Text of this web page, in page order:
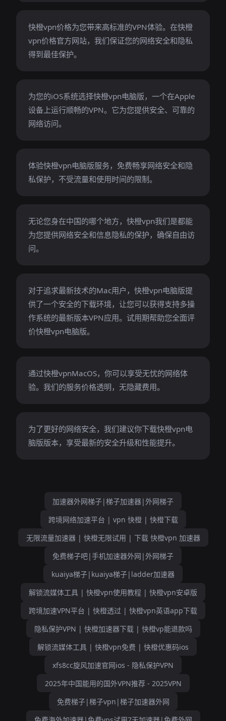
快橙vpn价格为您带来高标准的VPN体验。在快橙
vpn价格官方网站，我们保证您的网络安全和隐私
得到最佳保护。
为您的iOS系统选择快橙vpn电脑版，一个在Apple
设备上运行顺畅的VPN。它为您提供安全、可靠的
网络访问。
体验快橙vpn电脑版服务，免费畅享网络安全和隐
私保护，不受流量和使用时间的限制。
无论您身在中国的哪个地方，快橙vpn我们是都能
为您提供网络安全和信息隐私的保护，确保自由访
问。
对于追求最新技术的Mac用户，快橙vpn电脑版提
供了一个安全的下载环境，让您可以获得支持多操
作系统的最新版本VPN应用。试用期帮助您全面评
价快橙vpn电脑版。
通过快橙vpnMacOS，你可以享受无忧的网络体
验。我们的服务价格透明，无隐藏费用。
为了更好的网络安全，我们建议你下载快橙vpn电
脑版版本，享受最新的安全升级和性能提升。
加速器外网梯子|梯子加速器|外网梯子
跨境网络加速平台 | vpn 快橙 | 快橙下载
无限流量加速器 | 快橙无限试用 | 下载 快橙vpn 加速器
免费梯子吧|手机加速器外网|外网梯子
kuaiya梯子|kuaiya梯子|ladder加速器
解锁流媒体工具 | 快橙vpn使用教程 | 快橙vpn安卓版
跨境加速VPN平台 | 快橙透过 | 快橙vpn英语app下载
隐私保护VPN | 快橙加速器下载 | 快橙vp能退款吗
解锁流媒体工具 | 快橙vpn免费 | 快橙优惠码ios
xfs8cc旋风加速官网ios - 隐私保护VPN
2025年中国能用的国外VPN推荐 - 2025VPN
免费梯子|梯子vpn|梯子加速器外网